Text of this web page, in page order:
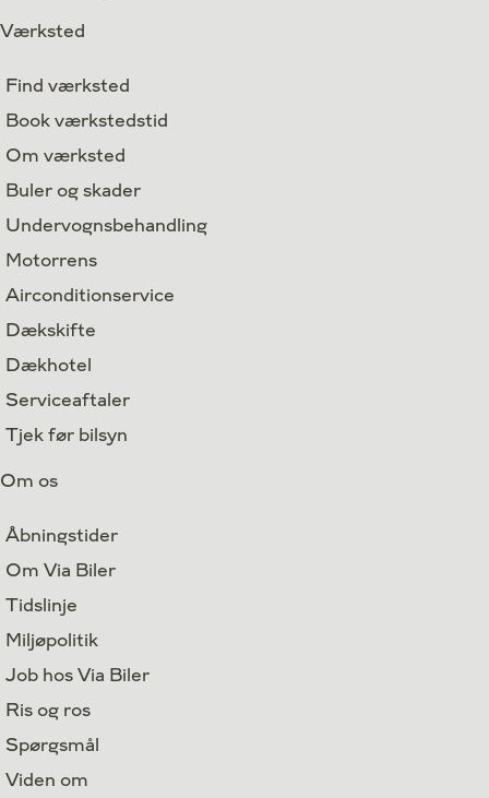
Værksted
Find værksted
Book værkstedstid
Om værksted
Buler og skader
Undervognsbehandling
Motorrens
Airconditionservice
Dækskifte
Dækhotel
Serviceaftaler
Tjek før bilsyn
Om os
Åbningstider
Om Via Biler
Tidslinje
Miljøpolitik
Job hos Via Biler
Ris og ros
Spørgsmål
Viden om